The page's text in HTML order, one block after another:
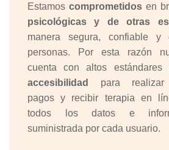
Estamos comprometidos en
psicológicas y de otras
manera segura, confiable y
personas. Por esta razón
cuenta con altos estándares
accesibilidad
para realizar
pagos y recibir terapia en
todos los datos e
suministrada por cada usuario.